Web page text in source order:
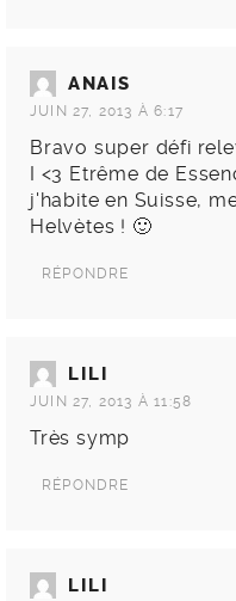
ANAIS
JUIN 27, 2013 À 6:17
Bravo super défi
I <3 Etrême de
j'habite en Suisse,
Helvètes ! 🙂
RÉPONDRE
LILI
JUIN 27, 2013 À 11:58
Très symp
RÉPONDRE
LILI